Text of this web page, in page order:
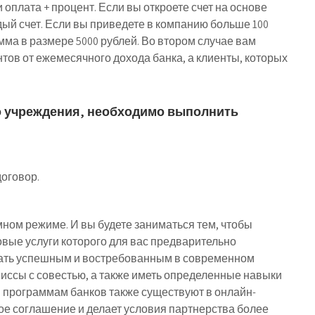
+ процент. Если вы откроете счет на основе
счет. Если вы приведете в компанию больше 100
в размере 5000 рублей. Во втором случае вам
от ежемесячного дохода банка, а клиенты, которых
необходимо выполнить
режиме. И вы будете заниматься тем, чтобы
услуги которого для вас предварительно
успешным и востребованным в современном
с совестью, а также иметь определенные навыки
банков также существуют в онлайн-
соглашение и делает условия партнерства более